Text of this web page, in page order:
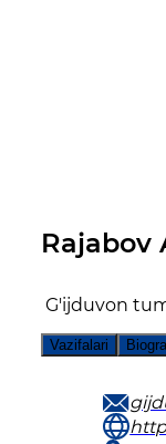
Rajabov
G'ijduvon
Vazifalari